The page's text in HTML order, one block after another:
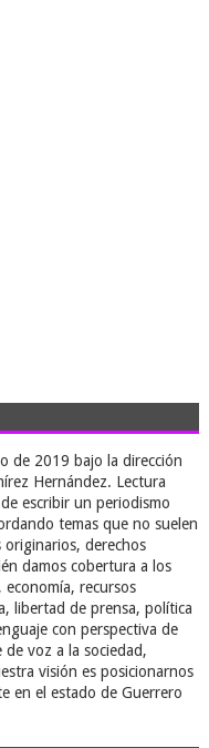
de 2019 bajo la dirección
Hernández. Lectura
escribir un periodismo
temas que no suelen
originarios, derechos
damos cobertura a los
recursos
libertad de prensa, política
con perspectiva de
voz a la sociedad,
visión es posicionarnos
en el estado de Guerrero